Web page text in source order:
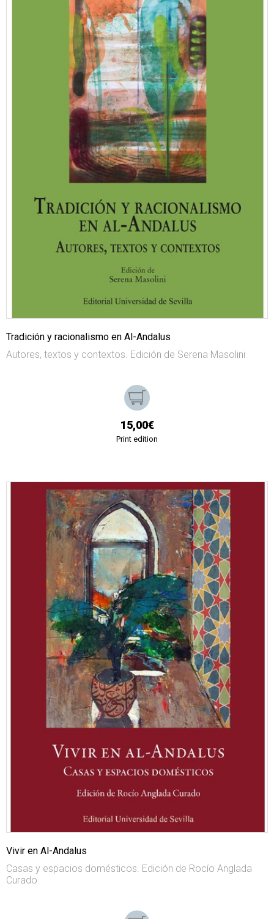
Tradición y racionalismo en Al-Andalus
Autores, textos y contextos. Edición de Serena Masolini
15,00€
Print edition
Vivir en Al-Andalus
Casas y espacios domésticos. Edición de Rocío Anglada
Curado